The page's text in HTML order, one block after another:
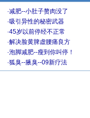
·减肥--小肚子赘肉没了
·吸引异性的秘密武器
·45岁以前停经不正常
·解决脸黄脾虚腰痛良方
·泡脚减肥--瘦到你叫停！
·狐臭--腋臭--09新疗法